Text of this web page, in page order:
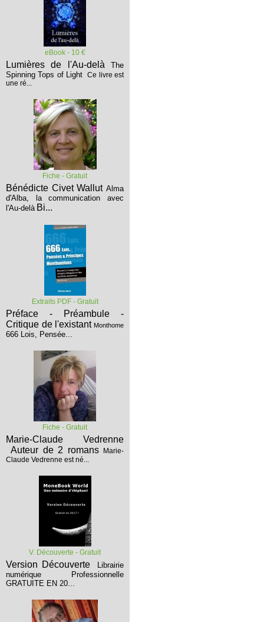
eBook - 10 €
Lumières de l'Au-delà The
Spinning Tops of Light Ce livre est
une ré...
Fiche - Gratuit
Bénédicte Civet Wallut Alma
d'Alba, la communication avec
l'Au-delà Bi...
Extraits PDF - Gratuit
Préface - Préambule -
Critique de l'existant Monthome
666 Lois, Pensée...
Fiche - Gratuit
Marie-Claude Vedrenne
Auteur de 2 romans
Marie-
Claude Vedrenne est né...
V. Découverte - Gratuit
Version Découverte
Librairie
numérique Professionnelle
GRATUITE EN 20...